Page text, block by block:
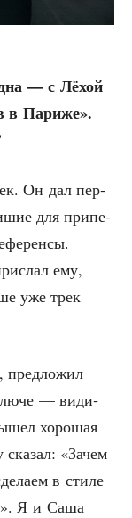
— с Лёхой
в Пари­же».
Он дал пер­
для при­пе­
ему,
уже трек
пред­ло­жил
— види­
хоро­шая
«Зачем
в сти­ле
Я и Саша